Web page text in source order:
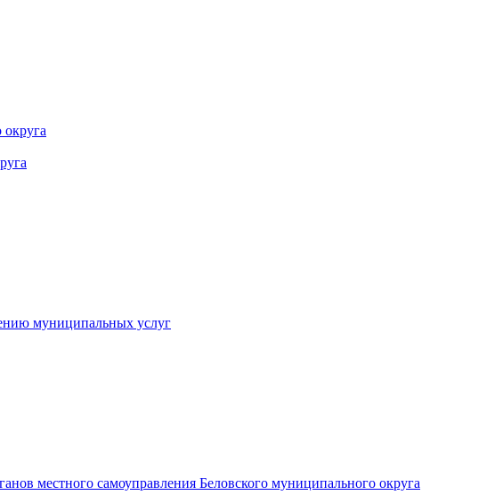
муниципальных услуг
местного самоуправления Беловского муниципального округа